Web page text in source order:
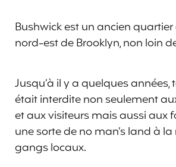
Bushwick est un ancien
nord-est de Brooklyn, non loin
Jusqu’à il y a quelques années,
était interdite non seulement
et aux visiteurs mais aussi aux
une sorte de no man’s land à
gangs locaux.